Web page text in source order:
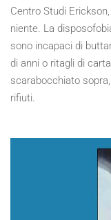
Centro Studi
niente. La
sono incapaci di
di anni o ritagli di
scarabocchiato
rifiuti.